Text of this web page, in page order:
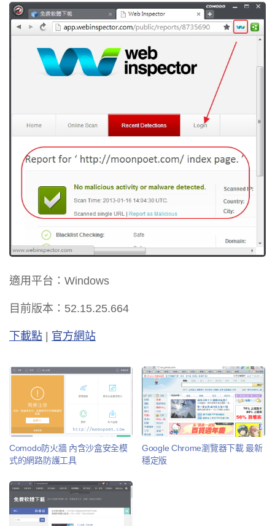
適用平台：Windows
目前版本：52.15.25.664
下載點 | 官方網站
Comodo防火牆 內含沙盒安全模
式的網路防護工具
Google Chrome瀏覽器下載 最新
穩定版